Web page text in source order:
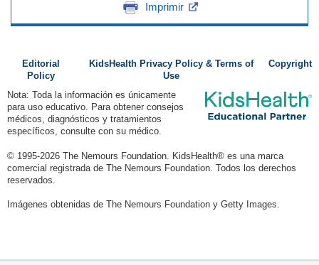
Imprimir
Editorial
Policy
KidsHealth Privacy Policy & Terms of
Use
Copyright
Nota: Toda la información es únicamente
para uso educativo. Para obtener consejos
médicos, diagnósticos y tratamientos
específicos, consulte con su médico.
© 1995-2026 The Nemours Foundation. KidsHealth® es una marca
comercial registrada de The Nemours Foundation. Todos los derechos
reservados.
Imágenes obtenidas de The Nemours Foundation y Getty Images.